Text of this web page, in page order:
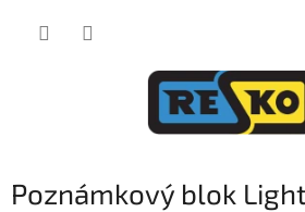
Poznámkový blok